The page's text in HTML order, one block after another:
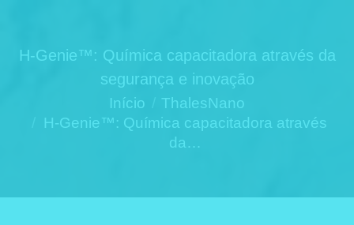
H-Genie™: Química capacitadora através da
segurança e inovação
Início
ThalesNano
H-Genie™: Química capacitadora através
da…